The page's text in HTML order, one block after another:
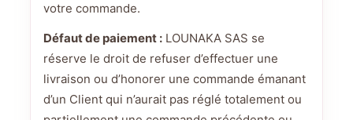
votre commande.
Défaut de paiement : LOUNAKA SAS se
réserve le droit de refuser d’effectuer une
livraison ou d’honorer une commande émanant
d’un Client qui n’aurait pas réglé totalement ou